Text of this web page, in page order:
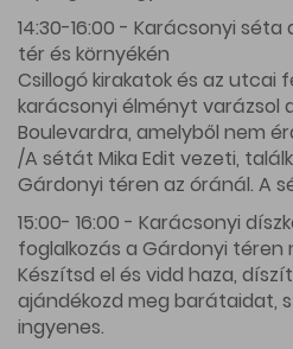
14:30-16:00 - Karácsonyi
tér és környékén
Csillogó kirakatok és az utcai
karácsonyi élményt varázsol
Boulevardra, amelyből nem
/A sétát Mika Edit vezeti,
Gárdonyi téren az óránál. A
15:00- 16:00 - Karácsonyi
foglalkozás a Gárdonyi téren
Készítsd el és vidd haza,
ajándékozd meg barátaidat,
ingyenes.